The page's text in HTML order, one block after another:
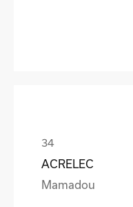
ACRELEC
Mamadou